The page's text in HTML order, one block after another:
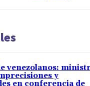
venezolanos:
y
en conferencia de